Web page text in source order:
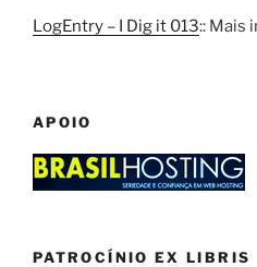
LogEntry – I Dig it 013:: Mais
APOIO
PATROCÍNIO EX LIBRIS